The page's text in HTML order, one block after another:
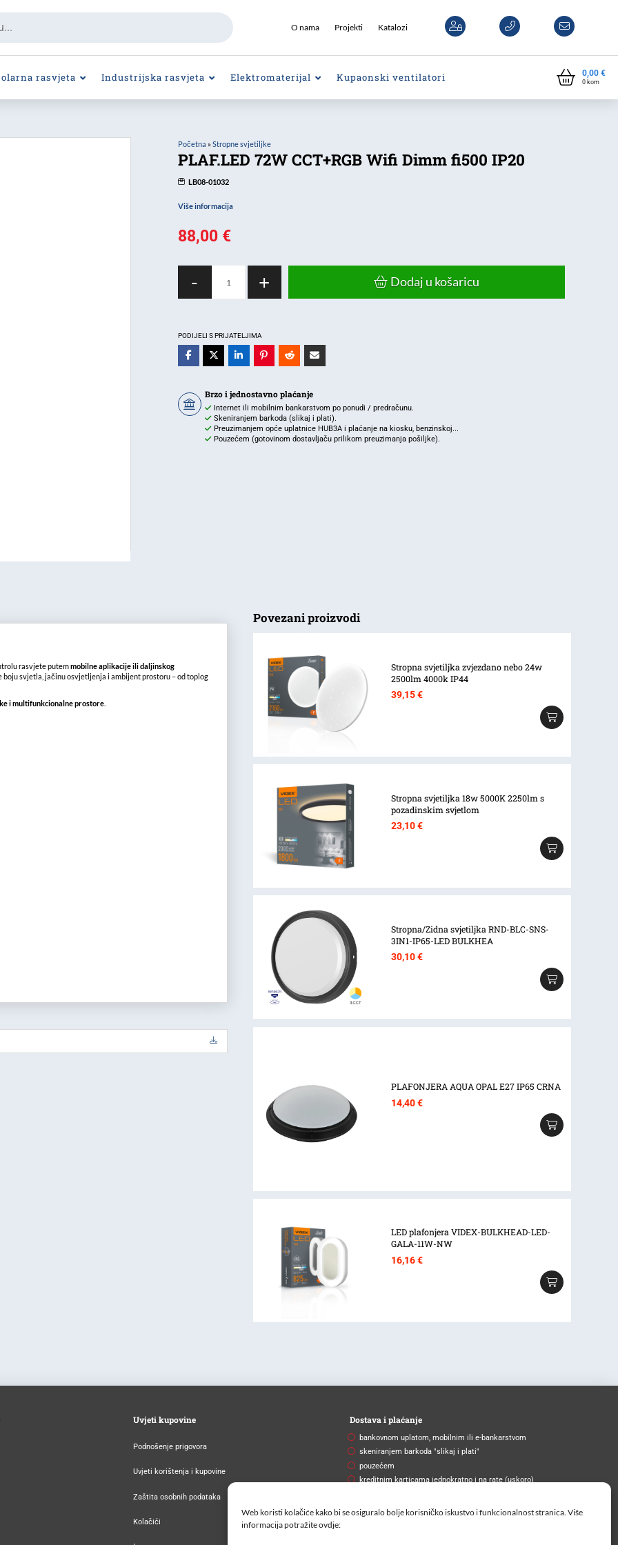
Web koristi kolačiće kako bi se osiguralo bolje korisničko iskustvo i funkcionalnost stranica. Više
informacija potražiteovdje:
O nama Projekti Katalozi
rasvjeta Industrijska rasvjeta Elektromaterijal Kupaonski ventilatori 0,00 €
0kom
Početna »Stropne svjetiljke
PLAF.LED 72W CCT+RGB Wifi Dimm fi500 IP20
LB08-01032
Više informacija
88,00 €
-
72W
Dimm
fi500
IP20
+ Dodaj u košaricu
PODIJELI S PRIJATELJIMA
Brzo i jednostavno plaćanje
Internet ili mobilnim bankarstvom po ponudi / predračunu.
Skeniranjem barkoda (slikaj i plati).
Preuzimanjem opće uplatnice HUB3A i plaćanje na kiosku, benzinskoj...
Pouzećem (gotovinom dostavljaču prilikom preuzimanja pošiljke).
rasvjete putemmobilne aplikacije ili daljinskog
boju svjetla, jačinu osvjetljenja i ambijent prostoru – od toplog
i multifunkcionalne prostore
Povezani proizvodi
Stropna svjetiljka zvjezdano nebo 24w
2500lm 4000k IP44
39,15€
Stropna svjetiljka 18w 5000K 2250lm s
pozadinskim svjetlom
23,10€
Stropna/Zidna svjetiljka RND-BLC-SNS-
3IN1-IP65-LED BULKHEA
30,10€
PLAFONJERA AQUA OPAL E27 IP65 CRNA
14,40€
LED plafonjera VIDEX-BULKHEAD-LED-
GALA-11W-NW
16,16€
Uvjeti kupovine
Podnošenje prigovora
Uvjeti korištenja i kupovine
Zaštita osobnih podataka
Kolačići
Dostava i plaćanje
bankovnom uplatom, mobilnim ili e-bankarstvom
skeniranjem barkoda "slikaj i plati"
pouzećem
kreditnim karticama jednokratno i na rate (uskoro)
Na vašu adresu ili na paketomat.